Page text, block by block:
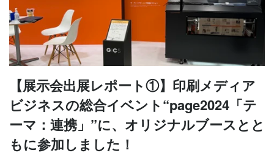
【展示会出展レポート①】印刷メディア
ビジネスの総合イベント“page2024「テ
ーマ：連携」”に、オリジナルブースとと
もに参加しました！